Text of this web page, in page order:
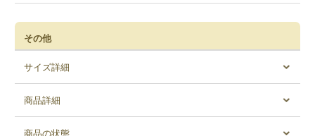
その他
サイズ詳細
商品詳細
商品の状態